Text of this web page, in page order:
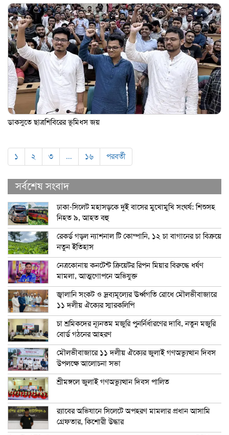
ডাকসুতে ছাত্রশিবিরের ভূমিধস জয়
১ ২ ৩ … ১৬ পরবর্তী
সর্বশেষ সংবাদ
ঢাকা-সিলেট মহাসড়কে দুই বাসের মুখোমুখি সংঘর্ষ: শিশুসহ
নিহত ৯, আহত বহু
রেকর্ড গড়ল ন্যাশনাল টি কোম্পানি, ১২ চা বাগানের চা বিক্রয়ে
নতুন ইতিহাস
নেত্রকোনায় কনটেন্ট ক্রিয়েটর রিপন মিয়ার বিরুদ্ধে ধর্ষণ
মামলা, আত্মগোপনে অভিযুক্ত
জ্বালানি সংকট ও দ্রব্যমূল্যের ঊর্ধ্বগতি রোধে মৌলভীবাজারে
১১ দলীয় ঐক্যের স্মারকলিপি
চা শ্রমিকদের ন্যূনতম মজুরি পুনর্নির্ধারণের দাবি, নতুন মজুরি
বোর্ড গঠনের আহরণ
মৌলভীবাজারে ১১ দলীয় ঐক্যের জুলাই গণঅভ্যুত্থান দিবস
উপলক্ষে আলোচনা সভা
শ্রীমঙ্গলে জুলাই গণঅভ্যুত্থান দিবস পালিত
র‍্যাবের অভিযানে সিলেটে অপহরণ মামলার প্রধান আসামি
গ্রেফতার, কিশোরী উদ্ধার